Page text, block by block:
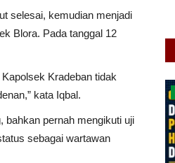
selesai, kemudian menjadi
Blora. Pada tanggal 12
Kradeban tidak
kata Iqbal.
bahkan pernah mengikuti uji
sebagai wartawan